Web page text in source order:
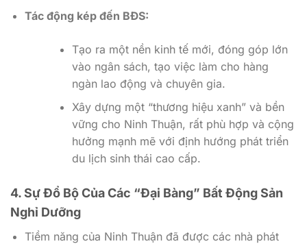
Tác động kép đến BĐS:
Tạo ra một nền kinh tế mới, đóng góp lớn
vào ngân sách, tạo việc làm cho hàng
ngàn lao động và chuyên gia.
Xây dựng một “thương hiệu xanh” và bền
vững cho Ninh Thuận, rất phù hợp và cộng
hưởng mạnh mẽ với định hướng phát triển
du lịch sinh thái cao cấp.
4. Sự Đổ Bộ Của Các “Đại Bàng” Bất Động Sản
Nghỉ Dưỡng
Tiềm năng của Ninh Thuận đã được các nhà phát